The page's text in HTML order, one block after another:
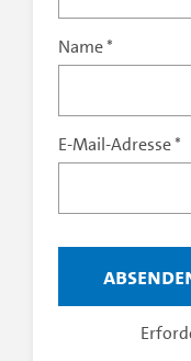
Name*
E-Mail-Adresse*